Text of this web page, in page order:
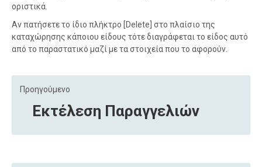
οριστικά.
Αν πατήσετε το ίδιο πλήκτρο [Delete] στο πλαίσιο της
καταχώρησης κάποιου είδους τότε διαγράφεται το είδος αυτό
από το παραστατικό μαζί με τα στοιχεία που το αφορούν.
Προηγούμενο
Εκτέλεση Παραγγελιών